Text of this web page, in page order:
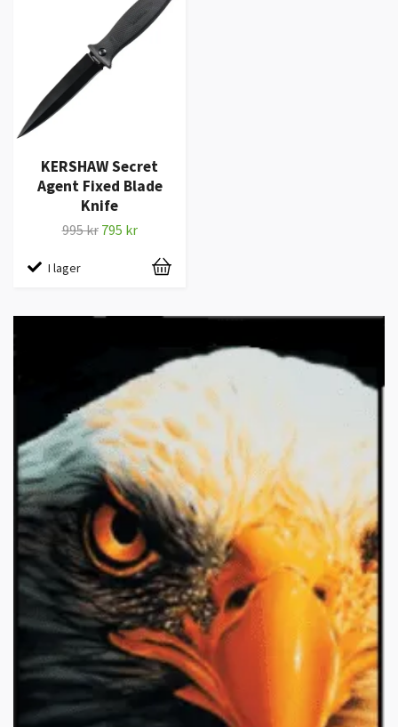
KERSHAW Secret
Agent Fixed Blade
Knife
995 kr 795 kr
I lager